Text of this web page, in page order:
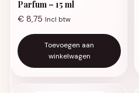
Parfum – 15 ml
€ 8,75 Incl btw
Toevoegen aan
winkelwagen